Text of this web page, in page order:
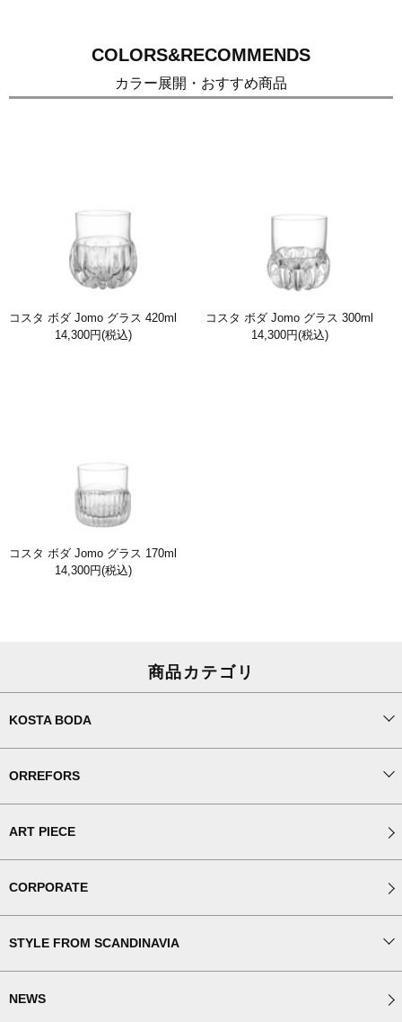
COLORS&RECOMMENDS
カラー展開・おすすめ商品
コスタ ボダ Jomo グラス 420ml
14,300円(税込)
コスタ ボダ Jomo グラス 300ml
14,300円(税込)
コスタ ボダ Jomo グラス 170ml
14,300円(税込)
商品カテゴリ
KOSTA BODA
ORREFORS
ART PIECE
CORPORATE
STYLE FROM SCANDINAVIA
NEWS